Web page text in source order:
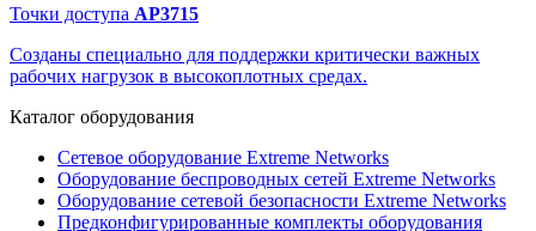
Точки доступа AP3715
Созданы специально для поддержки критически важных
рабочих нагрузок в высокоплотных средах.
Каталог оборудования
Сетевое оборудование Extreme Networks
Оборудование беспроводных сетей Extreme Networks
Оборудование сетевой безопасности Extreme Networks
Предконфигурированные комплекты оборудования